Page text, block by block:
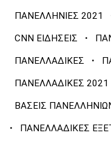
ΠΑΝΕΛΛΗΝΙΕΣ 2021
CNN ΕΙΔΗΣΕΙΣ ·
ΠΑΝΕΛΛΑΔΙΚΕΣ ·
ΠΑΝΕΛΛΑΔΙΚΕΣ 2021
ΒΑΣΕΙΣ
· ΠΑΝΕΛΛΑΔΙΚΕΣ